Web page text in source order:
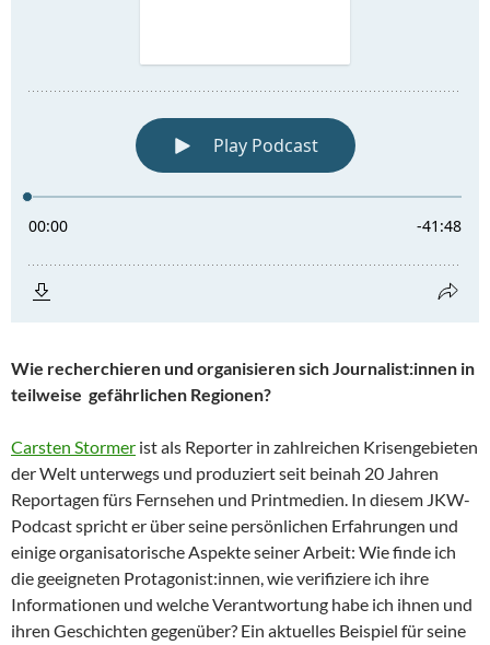
Wie recherchieren und organisieren sich Journalist:innen in
teilweise gefährlichen Regionen?
Carsten Stormer ist als Reporter in zahlreichen Krisengebieten
der Welt unterwegs und produziert seit beinah 20 Jahren
Reportagen fürs Fernsehen und Printmedien. In diesem JKW-
Podcast spricht er über seine persönlichen Erfahrungen und
einige organisatorische Aspekte seiner Arbeit: Wie finde ich
die geeigneten Protagonist:innen, wie verifiziere ich ihre
Informationen und welche Verantwortung habe ich ihnen und
ihren Geschichten gegenüber? Ein aktuelles Beispiel für seine